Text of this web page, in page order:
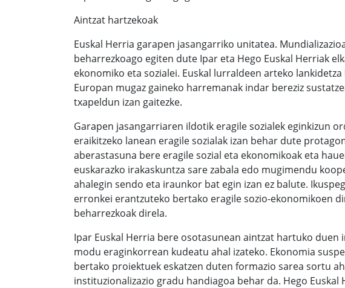
Aintzat hartzekoak
Euskal Herria garapen jasangarriko unitatea.
beharrezkoago egiten dute Ipar eta Hego Euskal Herriak
ekonomiko eta sozialei. Euskal lurraldeen arteko
Europan mugaz gaineko harremanak indar bereziz
txapeldun izan gaitezke.
Garapen jasangarriaren ildotik eragile sozialek eginkizun
eraikitzeko lanean eragile sozialak izan behar dute
aberastasuna bere eragile sozial eta ekonomikoak eta
euskarazko irakaskuntza sare zabala edo mugimendu
ahalegin sendo eta iraunkor bat egin izan ez balute.
erronkei erantzuteko bertako eragile sozio-ekonomikoen
beharrezkoak direla.
Ipar Euskal Herria bere osotasunean aintzat hartuko
modu eraginkorrean kudeatu ahal izateko. Ekonomia
bertako proiektuek eskatzen duten formazio sarea sortu
instituzionalizazio gradu handiagoa behar da. Hego